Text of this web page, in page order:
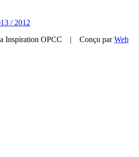
/ 2012
Inspiration OPCC | Conçu parWeb